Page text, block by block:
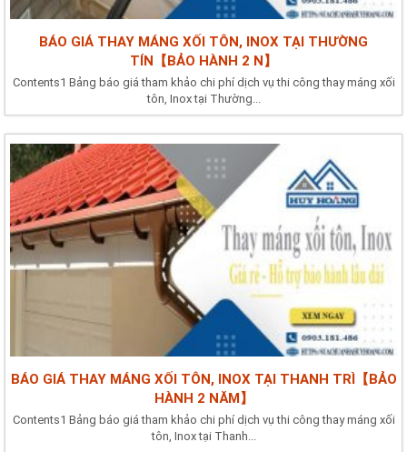
BÁO GIÁ THAY MÁNG XỐI TÔN, INOX TẠI THƯỜNG
TÍN【BẢO HÀNH 2 N】
Contents1 Bảng báo giá tham khảo chi phí dịch vụ thi công thay máng xối
tôn, Inox tại Thường...
BÁO GIÁ THAY MÁNG XỐI TÔN, INOX TẠI THANH TRÌ【BẢO
HÀNH 2 NĂM】
Contents1 Bảng báo giá tham khảo chi phí dịch vụ thi công thay máng xối
tôn, Inox tại Thanh...